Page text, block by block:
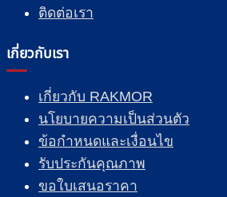
ติดต่อเรา
เกี่ยวกับเรา
เกี่ยวกับ RAKMOR
นโยบายความเป็นส่วนตัว
ข้อกำหนดและเงื่อนไข
รับประกันคุณภาพ
ขอใบเสนอราคา